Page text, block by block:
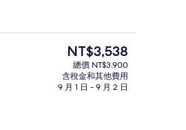
、客房內保險箱、書桌、筆電工作空間
目
前
的
價
NT$3,538
總價 NT$3,900
含稅金和其他費用
9 月 1 日 - 9 月 2 日